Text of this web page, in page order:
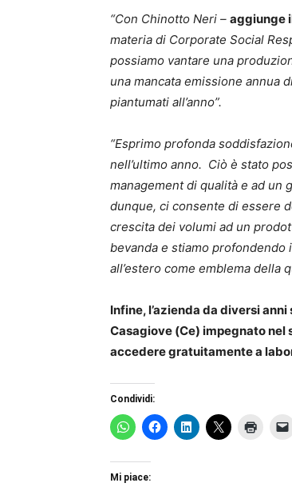
“Con Chinotto Neri – aggiunge
materia di Corporate Social
possiamo vantare una
una mancata emissione annua
piantumati all’anno”.
“Esprimo profonda
nell’ultimo anno. Ciò è stato
management di qualità e ad
dunque, ci consente di essere
crescita dei volumi ad un
bevanda e stiamo
all’estero come emblema della
Infine, l’azienda da diversi
Casagiove (Ce) impegnato nel
accedere gratuitamente a
Condividi:
Mi piace: